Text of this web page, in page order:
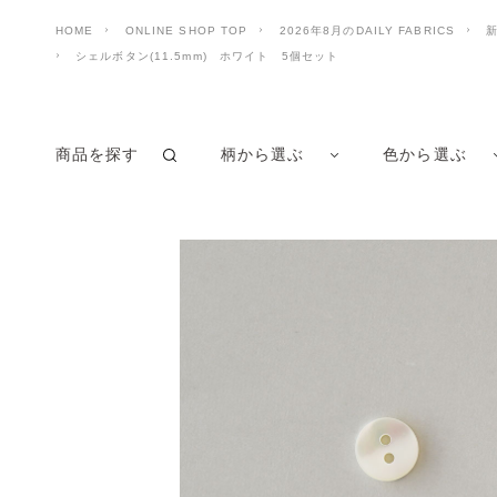
HOME ONLINE SHOP TOP 2026年8月のDAILY FABRICS
シェルボタン(11.5mm) ホワイト 5個セット
商品を探す 柄から選ぶ 色から選ぶ